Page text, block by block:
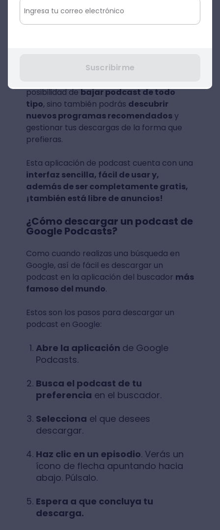
mundial (solo por detrás de Disney). En
medio de la ola de los podcast, Google no
posibilidad debajar podcast de todo
tipo, sino también podrás descubrir
nuevos programas recomendadosy
gestionar tus descargas de la forma que
prefieras.
Esta aplicación de podcast cuenta con una
interfaz sencilla, fácil de usar y,
además de ser completamente gratis,
¡también está libre de anuncios!
¿Cómo descargar un podcast de
Google Podcasts?
Como cuando realizas una búsqueda en
Google, así de fácil es descargar un
podcast en la aplicación del buscador más
famoso del mundo.
Estos son los pasos para descargar un
podcast en Google:
Abre la aplicación de Google
Podcasts.
Busca el podcast de tu
preferencia en el buscador.
Selecciona el que desees
descargar.
Haz clic en un episodio. Verás un
ícono de flecha apuntando hacia
abajo. Púlsalo.
Espera a que concluya tu
descarga.
Suscribirme